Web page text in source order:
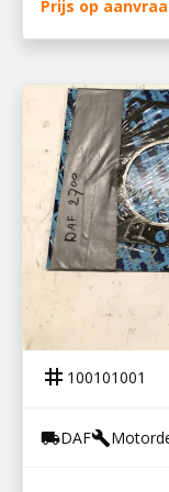
Prijs op
100101001
tag 100101001
local_shippingDAFbuild